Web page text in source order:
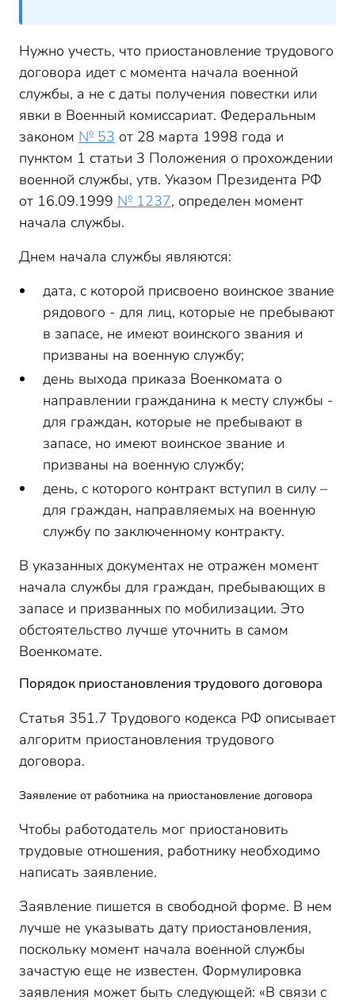
Нужно учесть, что приостановление трудового
договора идет с момента начала военной
службы, а не с даты получения повестки или
явки в Военный комиссариат. Федеральным
законом № 53 от 28 марта 1998 года и
пунктом 1 статьи 3 Положения о прохождении
военной службы, утв. Указом Президента РФ
от 16.09.1999 № 1237, определен момент
начала службы.
Днем начала службы являются:
дата, с которой присвоено воинское звание
рядового - для лиц, которые не пребывают
в запасе, не имеют воинского звания и
призваны на военную службу;
день выхода приказа Военкомата о
направлении гражданина к месту службы -
для граждан, которые не пребывают в
запасе, но имеют воинское звание и
призваны на военную службу;
день, с которого контракт вступил в силу –
для граждан, направляемых на военную
службу по заключенному контракту.
В указанных документах не отражен момент
начала службы для граждан, пребывающих в
запасе и призванных по мобилизации. Это
обстоятельство лучше уточнить в самом
Военкомате.
Порядок приостановления трудового договора
Статья 351.7 Трудового кодекса РФ описывает
алгоритм приостановления трудового
договора.
Заявление от работника на приостановление договора
Чтобы работодатель мог приостановить
трудовые отношения, работнику необходимо
написать заявление.
Заявление пишется в свободной форме. В нем
лучше не указывать дату приостановления,
поскольку момент начала военной службы
зачастую еще не известен. Формулировка
заявления может быть следующей: «В связи с